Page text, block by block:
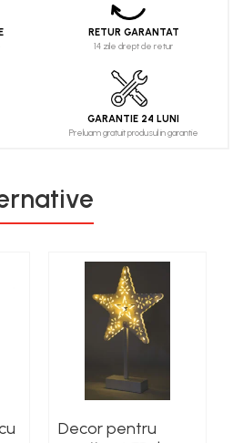
RETUR GARANTAT
14 zile drept de retur
GARANTIE 24 LUNI
Preluam gratuit produsul in garantie
Decor pentru